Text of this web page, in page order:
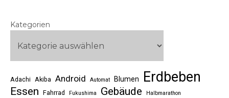
Kategorien
Adachi Akiba Android Automat Blumen Erdbeben
Essen Fahrrad Fukushima Gebäude Halbmarathon